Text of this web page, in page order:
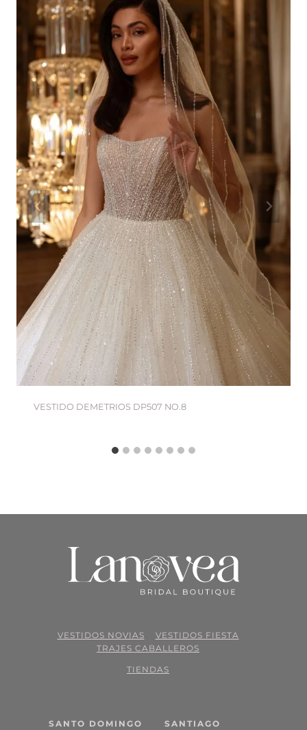
VESTIDO DEMETRIOS DP507 NO.8
VESTIDOS NOVIAS
VESTIDOS FIESTA
TRAJES CABALLEROS
TIENDAS
SANTO DOMINGO SANTIAGO